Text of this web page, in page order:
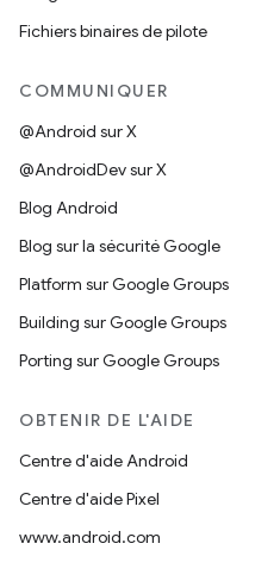
Fichiers binaires de pilote
COMMUNIQUER
@Android sur X
@AndroidDev sur X
Blog Android
Blog sur la sécurité Google
Platform sur Google Groups
Building sur Google Groups
Porting sur Google Groups
OBTENIR DE L'AIDE
Centre d'aide Android
Centre d'aide Pixel
www.android.com